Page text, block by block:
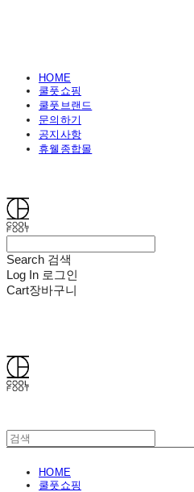
HOME
쿨풋쇼핑
쿨풋브랜드
문의하기
공지사항
휴웰종합몰
Search 검색
Log In 로그인
Cart장바구니
HOME
쿨풋쇼핑